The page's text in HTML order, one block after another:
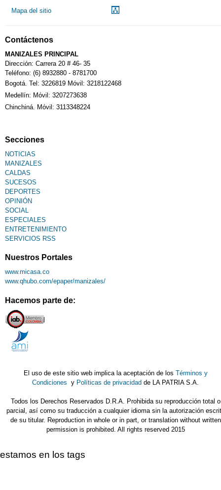
Mapa del sitio
Contáctenos
MANIZALES PRINCIPAL
Dirección: Carrera 20 # 46- 35
Teléfono: (6) 8932880 - 8781700
Bogotá. Tel: 3226819 Móvil: 3218122468
Medellín: Móvil: 3207273638
Chinchiná. Móvil: 3113348224
Secciones
NOTICIAS
MANIZALES
CALDAS
SUCESOS
DEPORTES
OPINIÓN
SOCIAL
ESPECIALES
ENTRETENIMIENTO
SERVICIOS RSS
Nuestros Portales
www.micasa.co
www.qhubo.com/epaper/manizales/
Hacemos parte de:
El uso de este sitio web implica la aceptación de los Términos y
Condiciones y Políticas de privacidad de LA PATRIA S.A.
Todos los Derechos Reservados D.R.A. Prohibida su reproducción total o
parcial, así como su traducción a cualquier idioma sin la autorización
de su titular. Reproduction in whole or in part, or translation without written
permission is prohibited. All rights reserved 2015
estamos en los tags